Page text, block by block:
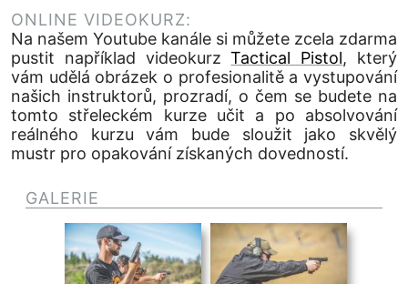
ONLINE VIDEOKURZ:
Na našem Youtube kanále si můžete zcela zdarma
pustit například videokurzTactical Pistol, který
vám udělá obrázek o profesionalitě a vystupování
našich instruktorů, prozradí, o čem se budete na
tomto střeleckém kurze učit a po absolvování
reálného kurzu vám bude sloužit jako skvělý
mustr pro opakování získaných dovedností.
GALERIE